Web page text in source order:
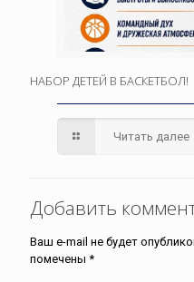
НАБОР ДЕТЕЙ В БАСКЕТБОЛ!
Читать далее
Добавить
Ваш e-mail не будет
помечены *